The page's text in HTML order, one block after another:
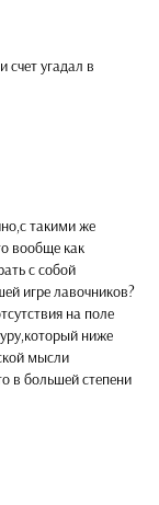
счет угадал в
такими же
вообще как
с собой
игре лавочников?
на поле
ниже
мысли
в большей степени